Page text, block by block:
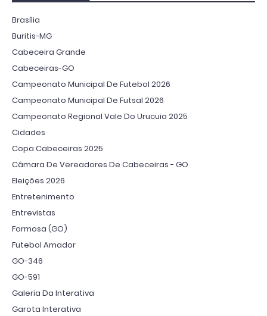
Brasília
Buritis-MG
Cabeceira Grande
Cabeceiras-GO
Campeonato Municipal De Futebol 2026
Campeonato Municipal De Futsal 2026
Campeonato Regional Vale Do Urucuia 2025
Cidades
Copa Cabeceiras 2025
Câmara De Vereadores De Cabeceiras - GO
Eleições 2026
Entretenimento
Entrevistas
Formosa (GO)
Futebol Amador
GO-346
GO-591
Galeria Da Interativa
Garota Interativa